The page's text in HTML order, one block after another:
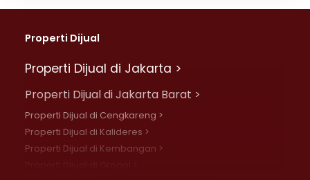
Properti Dijual
Properti Dijual di Jakarta >
Properti Dijual di Jakarta Barat >
Properti Dijual di Cengkareng >
Properti Dijual di Kalideres >
Properti Dijual di Kembangan >